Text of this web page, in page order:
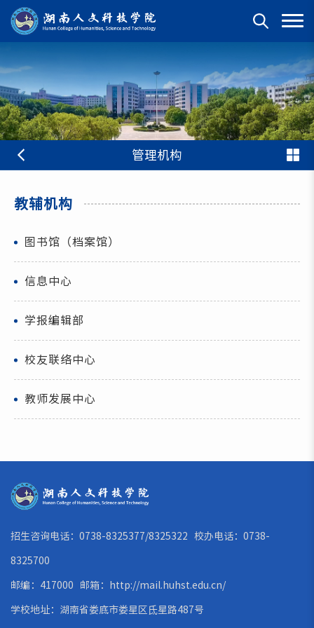
管理机构
教辅机构
图书馆（档案馆）
信息中心
学报编辑部
校友联络中心
教师发展中心
招生咨询电话：0738-8325377/8325322 校办电话：0738-
8325700
邮编：417000 邮箱： http://mail.huhst.edu.cn/
学校地址：湖南省娄底市娄星区氐星路487号